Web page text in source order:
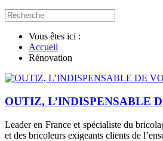
Vous êtes ici :
Accueil
Rénovation
OUTIZ, L’INDISPENSABLE
Leader en France et spécialiste du
et des bricoleurs exigeants clients de